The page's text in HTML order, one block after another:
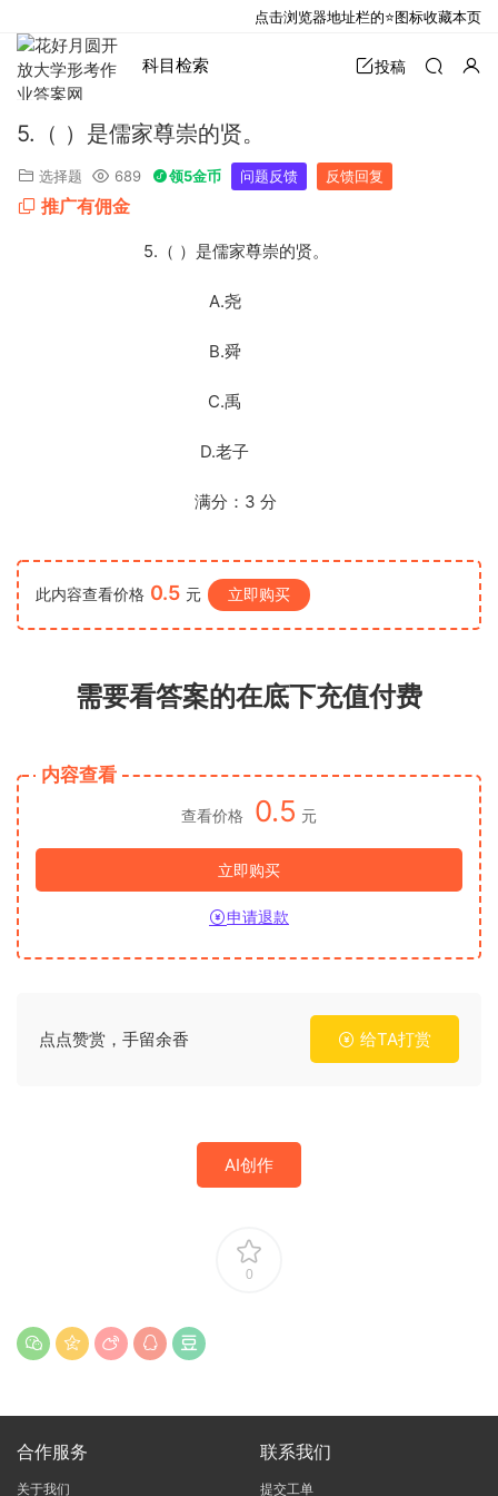
科目检索 投稿
5.（ ）是儒家尊崇的贤。
选择题 689 领5金币 问题反馈 反馈回复
推广有佣金
5. （ ）是儒家尊崇的贤。
A.尧
B.舜
C.禹
D.老子
满分： 3 分
此内容查看价格 0.5 元 立即购买
需要看答案的在底下充值付费
内容查看
查看价格 0.5 元
立即购买
申请退款
点点赞赏，手留余香 给TA打赏
AI创作
0
合作服务
关于我们
联系我们
提交工单
点击浏览器地址栏的⭐图标收藏本页